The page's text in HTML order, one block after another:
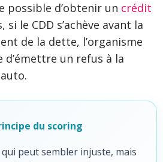
possible d’obtenir un crédit
si le CDD s’achève avant la
de la dette, l’organisme
d’émettre un refus à la
du scoring
qui peut sembler injuste, mais